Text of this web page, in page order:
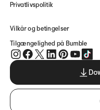
Privatlivspolitik
Vilkår og betingelser
Tilgængelighed på Bumble
Bumble på Instagram
Bumble på
Bumble på
Bumble på
Bumble